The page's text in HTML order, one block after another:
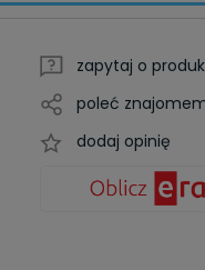
zapytaj o
poleć
dodaj opinię